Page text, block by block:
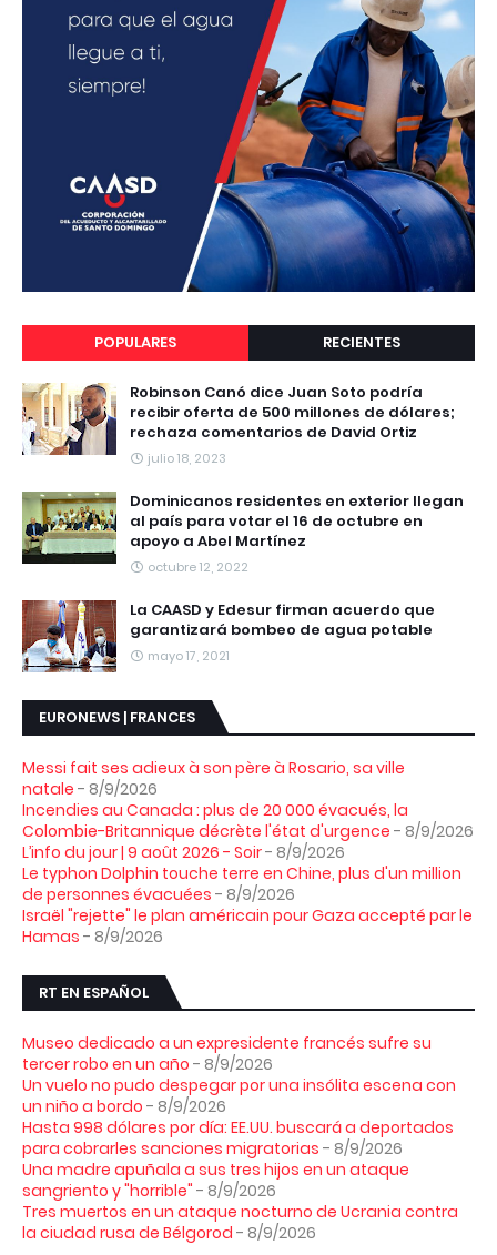
POPULARES RECIENTES
Robinson Canó dice Juan Soto podría
recibir oferta de 500 millones de dólares;
rechaza comentarios de David Ortiz
julio 18, 2023
Dominicanos residentes en exterior llegan
al país para votar el 16 de octubre en
apoyo a Abel Martínez
octubre 12, 2022
La CAASD y Edesur firman acuerdo que
garantizará bombeo de agua potable
mayo 17, 2021
EURONEWS | FRANCES
Messi fait ses adieux à son père à Rosario, sa ville
natale - 8/9/2026
Incendies au Canada : plus de 20 000 évacués, la
Colombie-Britannique décrète l'état d'urgence - 8/9/2026
L’info du jour | 9 août 2026 - Soir- 8/9/2026
Le typhon Dolphin touche terre en Chine, plus d'un million
de personnes évacuées - 8/9/2026
Israël "rejette" le plan américain pour Gaza accepté par le
Hamas - 8/9/2026
RT EN ESPAÑOL
Museo dedicado a un expresidente francés sufre su
tercer robo en un año - 8/9/2026
Un vuelo no pudo despegar por una insólita escena con
un niño a bordo - 8/9/2026
Hasta 998 dólares por día: EE.UU. buscará a deportados
para cobrarles sanciones migratorias - 8/9/2026
Una madre apuñala a sus tres hijos en un ataque
sangriento y "horrible" - 8/9/2026
Tres muertos en un ataque nocturno de Ucrania contra
la ciudad rusa de Bélgorod - 8/9/2026